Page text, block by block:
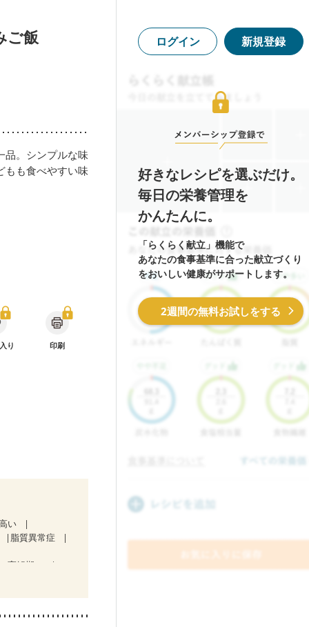
ご飯
品。シンプルな味
もも食べやすい味
り 印刷
い
脂質異常症
寛解期）
ログイン 新規登録
好きなレシピを選ぶだけ。
毎日の栄養管理を
かんたんに。
「らくらく献立」機能で
あなたの食事基準に合った献立づくり
をおいしい健康がサポートします。
2週間の無料お試しをする